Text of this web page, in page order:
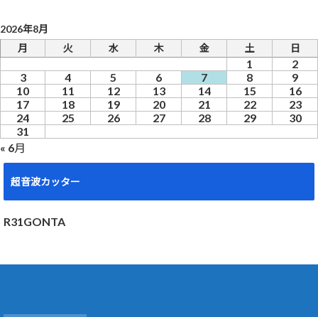
2026年8月
月
火 水 木 金 土 日
1
2
3
4 5 6 7 8
9
10
11 12 13 14 15
16
17
18 19 20 21 22
23
24
25 26 27 28 29
30
31
« 6月
超音波カッター
R31GONTA